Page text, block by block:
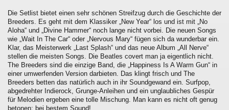
Die Setlist bietet einen sehr schönen Streifzug durch die Geschichte der
Breeders. Es geht mit dem Klassiker „New Year“ los und ist mit „No
Aloha“ und „Divine Hammer“ noch lange nicht vorbei. Die neuen Songs
wie „Wait In The Car“ oder „Nervous Mary“ fügen sich da wunderbar ein.
Klar, das Meisterwerk „Last Splash“ und das neue Album „All Nerve“
stellen die meisten Songs. Die Beatles covert man ja eigentlich nicht.
The Breeders sind die einzige Band, die „Happiness Is A Warm Gun“ in
einer umwerfenden Version darbieten. Das klingt frisch und The
Breeders betten das natürlich auch in ihr Soundgewand ein. Surfpop,
abgedrehter Indierock, Grunge-Anleihen und ein unglaubliches Gespür
für Melodien ergeben eine tolle Mischung. Man kann es nicht oft genug
betonen: bei bestem Sound!